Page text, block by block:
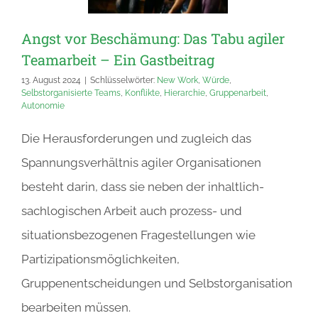
Angst vor Beschämung: Das Tabu agiler
Teamarbeit – Ein Gastbeitrag
13. August 2024 Schlüsselwörter: New Work, Würde,
Selbstorganisierte Teams, Konflikte, Hierarchie, Gruppenarbeit,
Autonomie
Die Herausforderungen und zugleich das
Spannungsverhältnis agiler Organisationen
besteht darin, dass sie neben der inhaltlich-
sachlogischen Arbeit auch prozess- und
situationsbezogenen Fragestellungen wie
Partizipationsmöglichkeiten,
Gruppenentscheidungen und Selbstorganisation
bearbeiten müssen.